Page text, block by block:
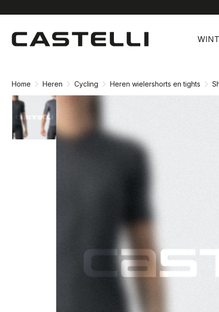
naar
inhoud
naar
navigatie
Home Heren Cycling Heren wielershorts en tights